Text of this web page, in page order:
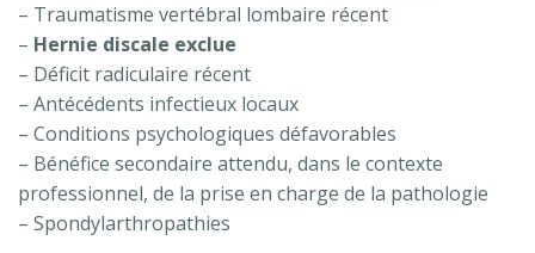
– Traumatisme vertébral lombaire récent
– Hernie discale exclue
– Déficit radiculaire récent
– Antécédents infectieux locaux
– Conditions psychologiques défavorables
– Bénéfice secondaire attendu, dans le contexte
professionnel, de la prise en charge de la pathologie
– Spondylarthropathies